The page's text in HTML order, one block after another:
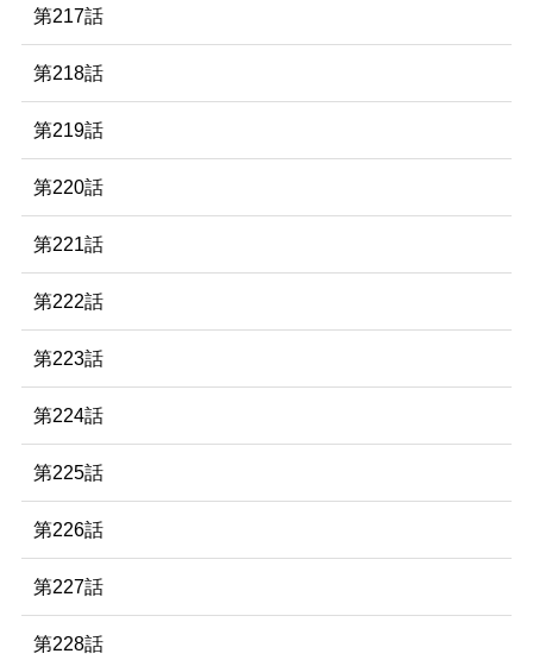
第217話
第218話
第219話
第220話
第221話
第222話
第223話
第224話
第225話
第226話
第227話
第228話